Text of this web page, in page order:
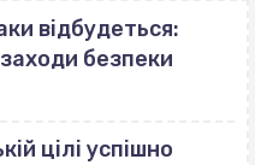
відбудеться:
безпеки
цілі успішно